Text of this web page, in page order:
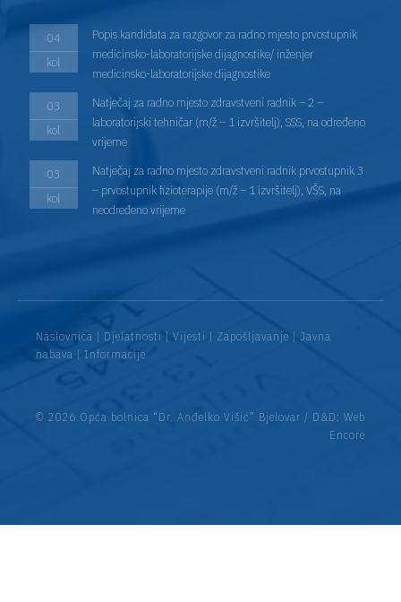
04
kol
Popis kandidata za razgovor za radno mjesto prvostupnik
medicinsko-laboratorijske dijagnostike/ inženjer
medicinsko-laboratorijske dijagnostike
03
kol
Natječaj za radno mjesto zdravstveni radnik – 2 –
laboratorijski tehničar (m/ž – 1 izvršitelj), SSS, na određeno
vrijeme
03
kol
Natječaj za radno mjesto zdravstveni radnik prvostupnik 3
– prvostupnik fizioterapije (m/ž – 1 izvršitelj), VŠS, na
neodređeno vrijeme
Naslovnica | Djelatnosti | Vijesti | Zapošljavanje | Javna
nabava | Informacije
© 2026 Opća bolnica “Dr. Anđelko Višić” Bjelovar / D&D: Web
Encore